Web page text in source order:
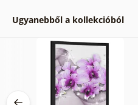
Ugyanebből a kollekcióból